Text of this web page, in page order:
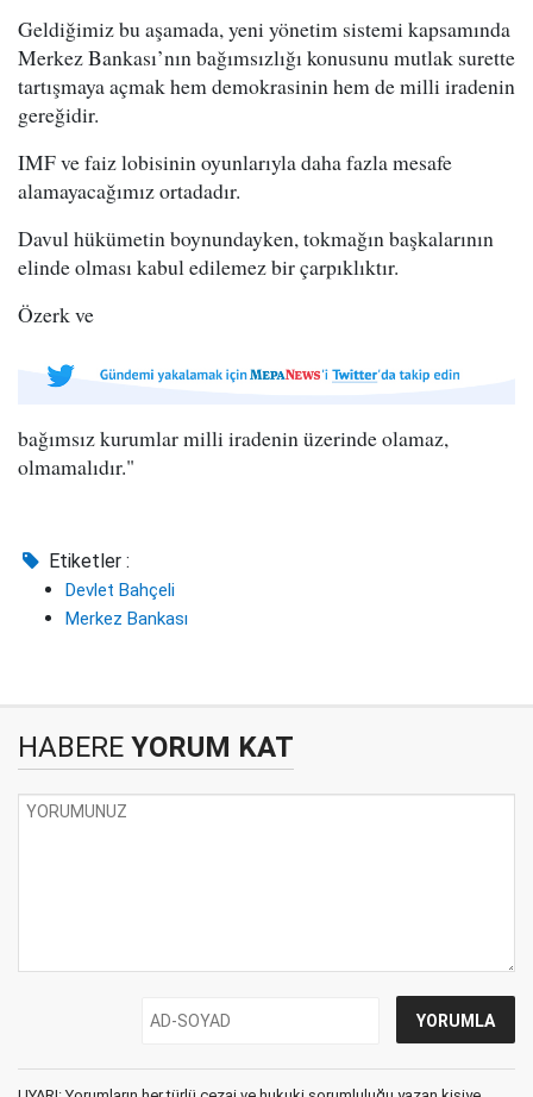
Geldiğimiz bu aşamada, yeni yönetim sistemi kapsamında
Merkez Bankası’nın bağımsızlığı konusunu mutlak surette
tartışmaya açmak hem demokrasinin hem de milli iradenin
gereğidir.
IMF ve faiz lobisinin oyunlarıyla daha fazla mesafe
alamayacağımız ortadadır.
Davul hükümetin boynundayken, tokmağın başkalarının
elinde olması kabul edilemez bir çarpıklıktır.
Özerk ve
bağımsız kurumlar milli iradenin üzerinde olamaz,
olmamalıdır."
Etiketler :
Devlet Bahçeli
Merkez Bankası
HABERE YORUM KAT